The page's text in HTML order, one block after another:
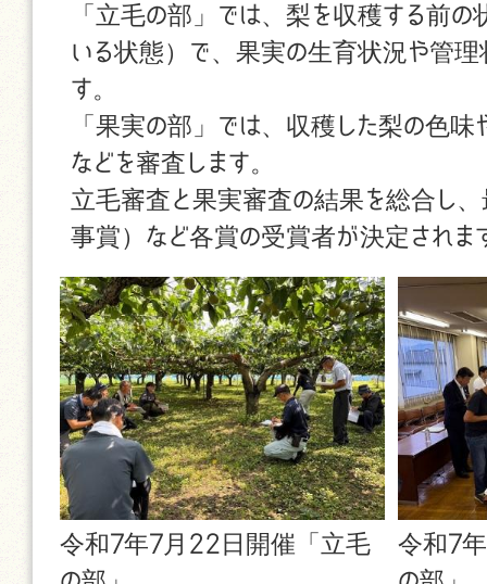
「立毛の部」では、梨を収穫する前の
いる状態）で、果実の生育状況や管理
す。
「果実の部」では、収穫した梨の色
などを審査します。
立毛審査と果実審査の結果を総合し
事賞）など各賞の受賞者が決定されま
令和7年7月22日開催「立毛
令和7